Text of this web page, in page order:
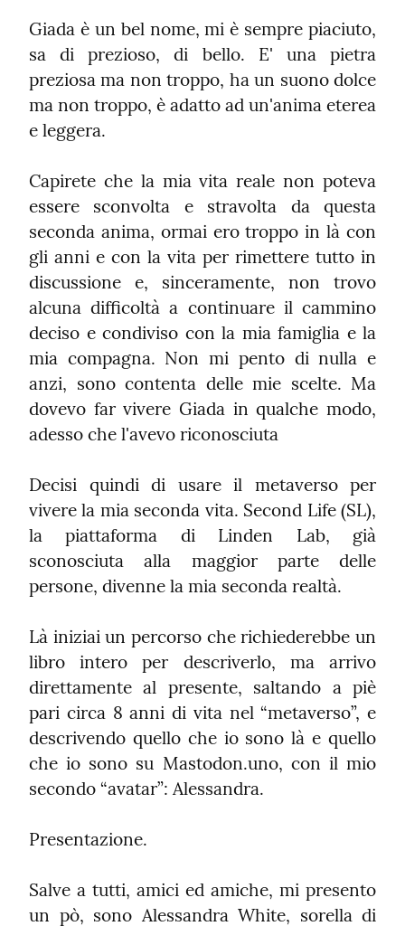
Giada è un bel nome, mi è sempre piaciuto,
sa di prezioso, di bello. E' una pietra
preziosa ma non troppo, ha un suono dolce
ma non troppo, è adatto ad un'anima eterea
e leggera.
Capirete che la mia vita reale non poteva
essere sconvolta e stravolta da questa
seconda anima, ormai ero troppo in là con
gli anni e con la vita per rimettere tutto in
discussione e, sinceramente, non trovo
alcuna difficoltà a continuare il cammino
deciso e condiviso con la mia famiglia e la
mia compagna. Non mi pento di nulla e
anzi, sono contenta delle mie scelte. Ma
dovevo far vivere Giada in qualche modo,
adesso che l'avevo riconosciuta
Decisi quindi di usare il metaverso per
vivere la mia seconda vita. Second Life (SL),
la piattaforma di Linden Lab, già
sconosciuta alla maggior parte delle
persone, divenne la mia seconda realtà.
Là iniziai un percorso che richiederebbe un
libro intero per descriverlo, ma arrivo
direttamente al presente, saltando a piè
pari circa 8 anni di vita nel “metaverso”, e
descrivendo quello che io sono là e quello
che io sono su Mastodon.uno, con il mio
secondo “avatar”: Alessandra.
Presentazione.
Salve a tutti, amici ed amiche, mi presento
un pò, sono Alessandra White, sorella di